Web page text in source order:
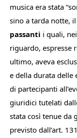
musica era stata
sino a tarda notte,
passanti i quali,
riguardo, espresse
ultimo, aveva
e della durata delle
di partecipanti
giuridici tutelati
stata così tenue da
previsto dall’art.